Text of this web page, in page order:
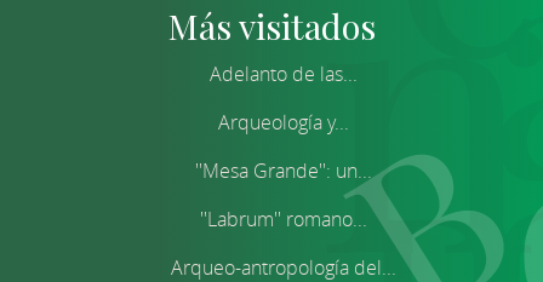
Más visitados
Adelanto de las...
Arqueología y...
''Mesa Grande'': un...
''Labrum'' romano...
Arqueo-antropología del...